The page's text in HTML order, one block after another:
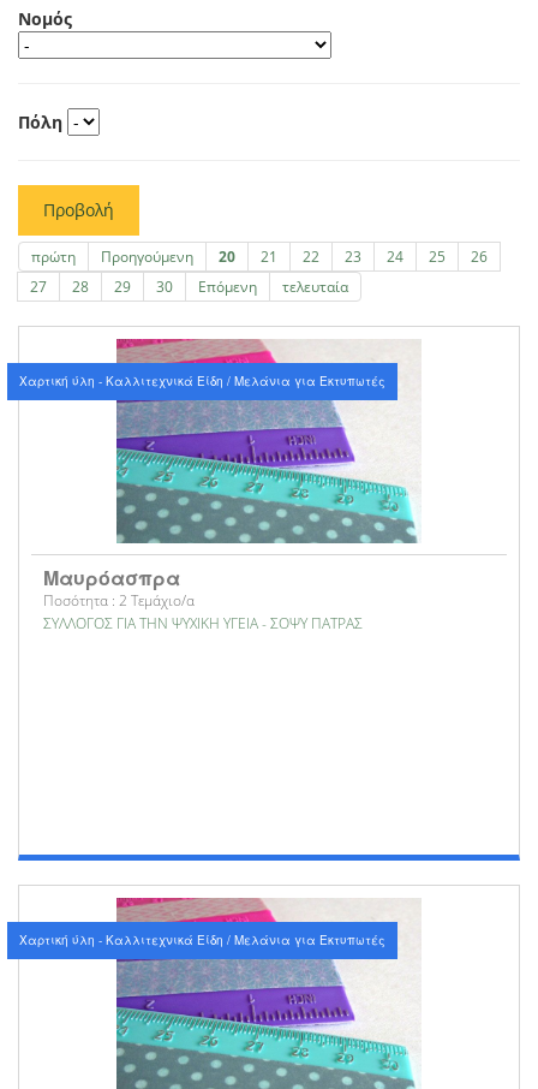
Νομός
Πόλη
Προβολή
πρώτη Προηγούμενη 20 21 22 23 24 25
26
27
28 29 30 Επόμενη τελευταία
Χαρτική ύλη - Καλλιτεχνικά Είδη / Μελάνια για Εκτυπωτές
Μαυρόασπρα
Ποσότητα : 2 Τεμάχιο/α
ΣΥΛΛΟΓΟΣ ΓΙΑ ΤΗΝ ΨΥΧΙΚΗ ΥΓΕΙΑ - ΣΟΨΥ ΠΑΤΡΑΣ
Χαρτική ύλη - Καλλιτεχνικά Είδη / Μελάνια για Εκτυπωτές